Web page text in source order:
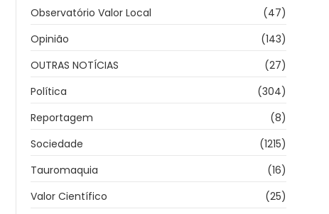
Observatório Valor Local
(47)
Opinião
(143)
OUTRAS NOTÍCIAS
(27)
Política
(304)
Reportagem
(8)
Sociedade
(1215)
Tauromaquia
(16)
Valor Científico
(25)